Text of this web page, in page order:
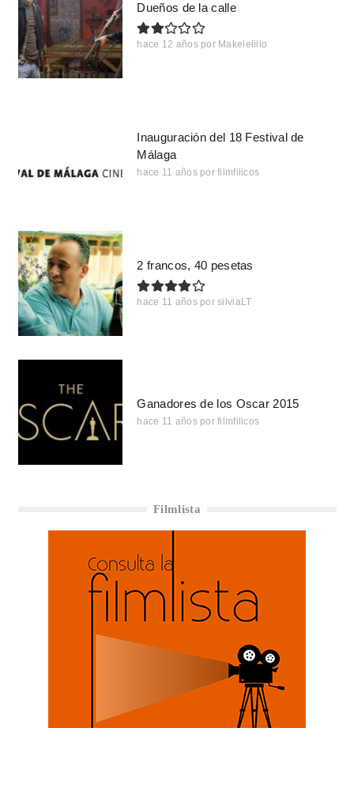
Dueños de la calle
hace 12 años por Makelelillo
Inauguración del 18 Festival de
Málaga
hace 11 años por filmfilicos
2 francos, 40 pesetas
hace 11 años por silviaLT
Ganadores de los Oscar 2015
hace 11 años por filmfilicos
Filmlista